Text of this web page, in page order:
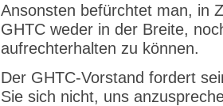
Ansonsten befürchtet man, in
GHTC weder in der Breite,
aufrechterhalten zu können.
Der GHTC-Vorstand fordert
Sie sich nicht, uns